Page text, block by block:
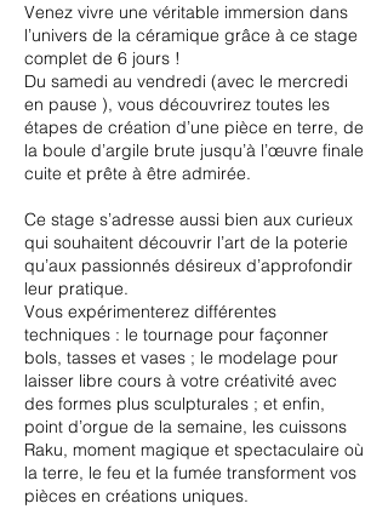
Venez vivre une véritable immersion dans
l’univers de la céramique grâce à ce stage
complet de 6 jours !
Du samedi au vendredi (avec le mercredi
en pause ), vous découvrirez toutes les
étapes de création d’une pièce en terre, de
la boule d’argile brute jusqu’à l’œuvre finale
cuite et prête à être admirée.
Ce stage s’adresse aussi bien aux curieux
qui souhaitent découvrir l’art de la poterie
qu’aux passionnés désireux d’approfondir
leur pratique.
Vous expérimenterez différentes
techniques : le tournage pour façonner
bols, tasses et vases ; le modelage pour
laisser libre cours à votre créativité avec
des formes plus sculpturales ; et enfin,
point d’orgue de la semaine, les cuissons
Raku, moment magique et spectaculaire où
la terre, le feu et la fumée transforment vos
pièces en créations uniques.